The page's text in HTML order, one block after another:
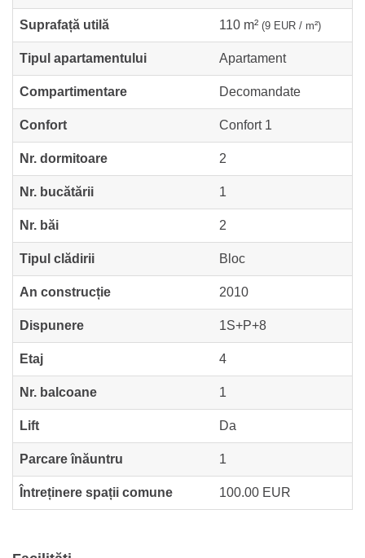
Suprafață utilă 110 m² (9 EUR / m²)
Tipul apartamentului Apartament
Compartimentare Decomandate
Confort Confort 1
Nr. dormitoare 2
Nr. bucătării 1
Nr. băi 2
Tipul clădirii Bloc
An construcție 2010
Dispunere 1S+P+8
Etaj 4
Nr. balcoane 1
Lift Da
Parcare înăuntru 1
Întreținere spații comune 100.00 EUR